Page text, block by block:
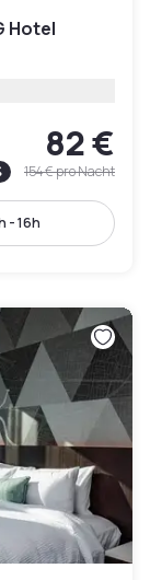
Hotel
82 €
154 €pro Nacht
- 16h